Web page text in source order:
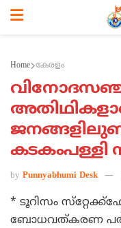
Home കേരളം
കടകംപള്ളി
by Punnyabhumi Desk
* ടൂറിസം
ബോധവത്കരണ